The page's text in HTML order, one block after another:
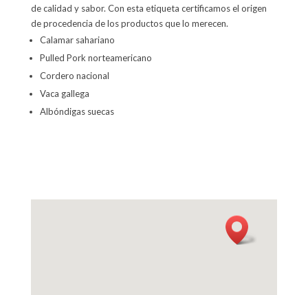
de calidad y sabor. Con esta etiqueta certificamos el origen
de procedencia de los productos que lo merecen.
Calamar sahariano
Pulled Pork norteamericano
Cordero nacional
Vaca gallega
Albóndigas suecas